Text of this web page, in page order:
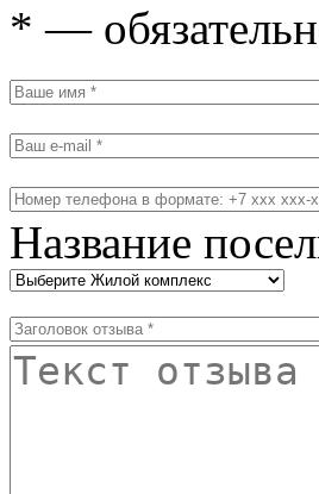
* —
Название